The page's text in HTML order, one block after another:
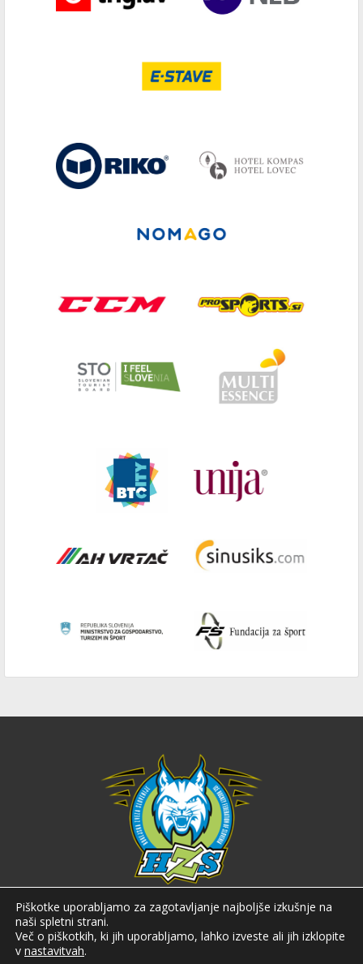
Hokejska zveza Slovenije
Hokejska zveza Slovenije (HZS) je krovna športna organizacija na področju
hokeja v Sloveniji. Organizira tekmovanja v različnih domačih in
mednarodnih hokejskih ligah in pokalih; pod njenim okriljem delujejo tudi
Piškotke uporabljamo za zagotavljanje najboljše izkušnje na
naši spletni strani.
Več o piškotkih, ki jih uporabljamo, lahko izveste ali jih izklopite
v nastavitvah.